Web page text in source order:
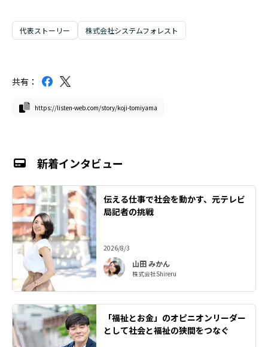
代表ストーリー 株式会社システムフォレスト
共有：
https://listen-web.com/story/koji-tomiyama
新着インタビュー
伝える仕事で社会を動かす、元テレビ
局記者の挑戦
2026/8/3
山田 みかん
株式会社Shireru
「福祉とお金」のオピニオンリーダー
として社会と福祉の狭間をつなぐ